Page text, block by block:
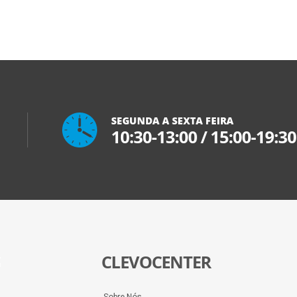
SEGUNDA A SEXTA FEIRA
10:30-13:00/15:00-19:30
CLEVOCENTER